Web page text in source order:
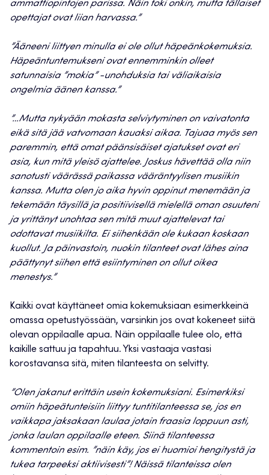
ammattiopintojen parissa. Näin toki onkin, mutta tällaiset
opettajat ovat liian harvassa.”
”Ääneeni liittyen minulla ei ole ollut häpeänkokemuksia.
Häpeäntuntemukseni ovat ennemminkin olleet
satunnaisia ”mokia” -unohduksia tai väliaikaisia
ongelmia äänen kanssa.”
”…Mutta nykyään mokasta selviytyminen on vaivatonta
eikä sitä jää vatvomaan kauaksi aikaa. Tajuaa myös sen
paremmin, että omat päänsisäiset ajatukset ovat eri
asia, kun mitä yleisö ajattelee. Joskus hävettää olla niin
sanotusti väärässä paikassa vääräntyylisen musiikin
kanssa. Mutta olen jo aika hyvin oppinut menemään ja
tekemään täysillä ja positiivisellä mielellä oman osuuteni
ja yrittänyt unohtaa sen mitä muut ajattelevat tai
odottavat musiikilta. Ei siihenkään ole kukaan koskaan
kuollut. Ja päinvastoin, nuokin tilanteet ovat lähes aina
päättynyt siihen että esiintyminen on ollut oikea
menestys.”
Kaikki ovat käyttäneet omia kokemuksiaan esimerkkeinä
omassa opetustyössään, varsinkin jos ovat kokeneet siitä
olevan oppilaalle apua. Näin oppilaalle tulee olo, että
kaikille sattuu ja tapahtuu. Yksi vastaaja vastasi
korostavansa sitä, miten tilanteesta on selvitty.
”Olen jakanuterittäin usein kokemuksiani. Esimerkiksi
omiin häpeätunteisiin liittyy tuntitilanteessa se, jos en
vaikkapa jaksakaan laulaa jotain fraasia loppuun asti,
jonka laulan oppilaalle eteen. Siinä tilanteessa
kommentoin esim. ”näin käy, jos ei huomioi hengitystä ja
tukea tarpeeksi aktiivisesti”! Näissä tilanteissa olen